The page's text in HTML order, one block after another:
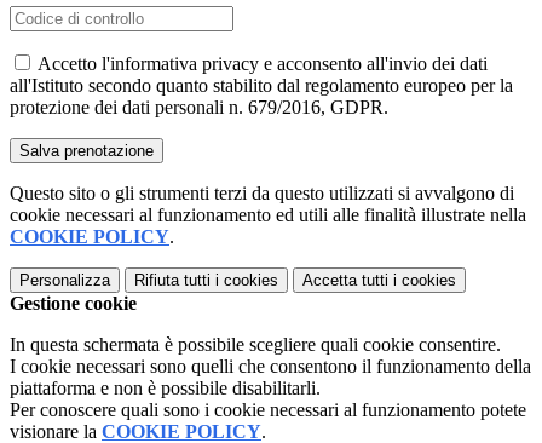
Accetto l'informativa privacy e acconsento all'invio dei dati
all'Istituto secondo quanto stabilito dal regolamento europeo per la
protezione dei dati personali n. 679/2016, GDPR.
Questo sito o gli strumenti terzi da questo utilizzati si avvalgono di
cookie necessari al funzionamento ed utili alle finalità illustrate nella
COOKIE POLICY.
Personalizza Rifiuta tutti i cookies Accetta tutti i cookies
Gestione cookie
In questa schermata è possibile scegliere quali cookie consentire.
I cookie necessari sono quelli che consentono il funzionamento della
piattaforma e non è possibile disabilitarli.
Per conoscere quali sono i cookie necessari al funzionamento potete
visionare la COOKIE POLICY.